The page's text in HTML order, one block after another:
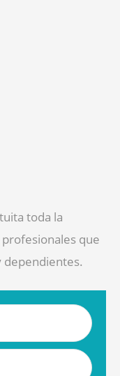
toda la
que
dependientes.